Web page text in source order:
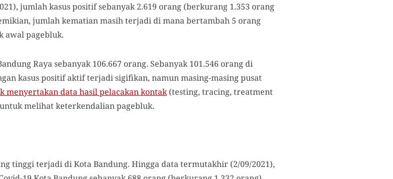
jumlah kasus positif sebanyak 2.619 orang (berkurang 1.353 orang
jumlah kematian masih terjadi di mana bertambah 5 orang
awal pagebluk.
Raya sebanyak 106.667 orang. Sebanyak 101.546 orang di
kasus positif aktif terjadi sigifikan, namun masing-masing pusat
menyertakan data hasil pelacakan kontak(testing, tracing, treatment
melihat keterkendalian pagebluk.
tinggi terjadi di Kota Bandung. Hingga data termutakhir (2/09/2021),